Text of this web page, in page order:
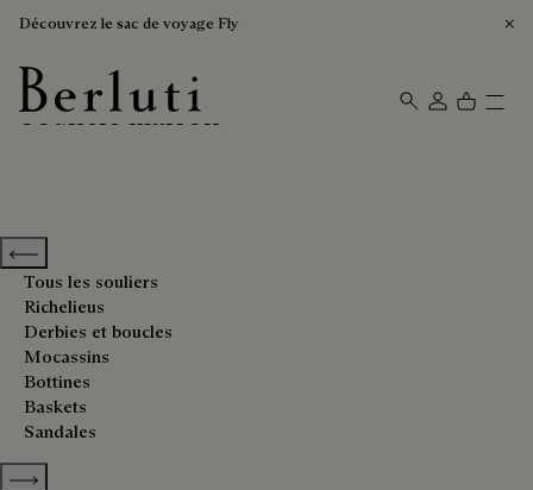
Découvrez le sac de voyage Fly
Page d'Accueil Berluti
Souliers marron
Previous categories
Tous les souliers
Richelieus
Derbies et boucles
Mocassins
Bottines
Baskets
Sandales
Show more categories